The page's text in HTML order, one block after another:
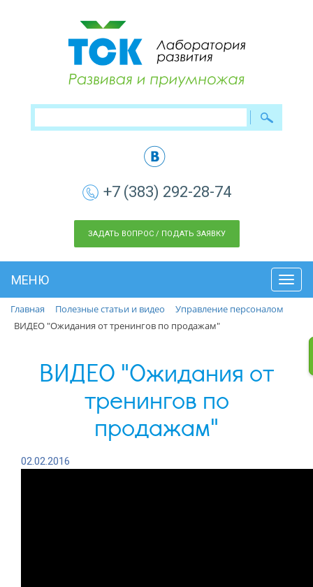
+7 (383) 292-28-74
ЗАДАТЬ ВОПРОС / ПОДАТЬ ЗАЯВКУ
МЕНЮ
Главная
Полезные статьи и видео
Управление персоналом
ВИДЕО "Ожидания от тренингов по продажам"
ВИДЕО "Ожидания от
тренингов по
продажам"
02.02.2016